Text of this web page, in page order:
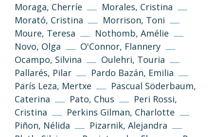
Moraga, Cherríe
Morales, Cristina
Morató, Cristina
Morrison, Toni
Moure, Teresa
Nothomb, Amélie
Novo, Olga
O'Connor, Flannery
Ocampo, Silvina
Oulehri, Touria
Pallarés, Pilar
Pardo Bazán, Emilia
París Leza, Mertxe
Pascual Söderbaum,
Caterina
Pato, Chus
Peri Rossi,
Cristina
Perkins Gilman, Charlotte
Piñon, Nélida
Pizarnik, Alejandra
Información y normas
Política de privacidad Aviso legal